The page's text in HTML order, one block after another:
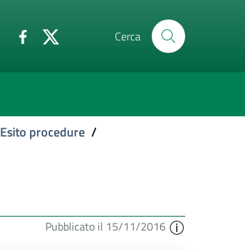
Cerca
Esito procedure /
Pubblicato il 15/11/2016